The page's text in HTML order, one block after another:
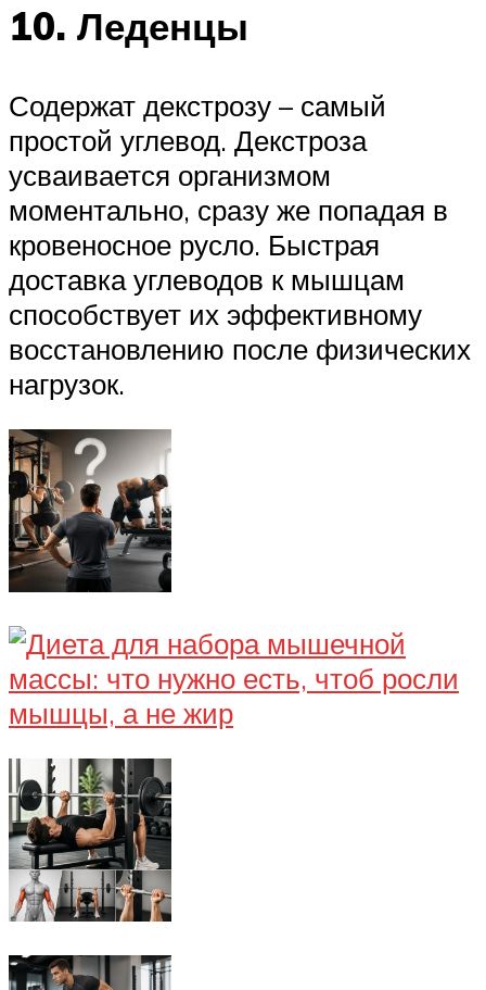
10. Леденцы
Содержат декстрозу – самый
простой углевод. Декстроза
усваивается организмом
моментально, сразу же попадая в
кровеносное русло. Быстрая
доставка углеводов к мышцам
способствует их эффективному
восстановлению после физических
нагрузок.